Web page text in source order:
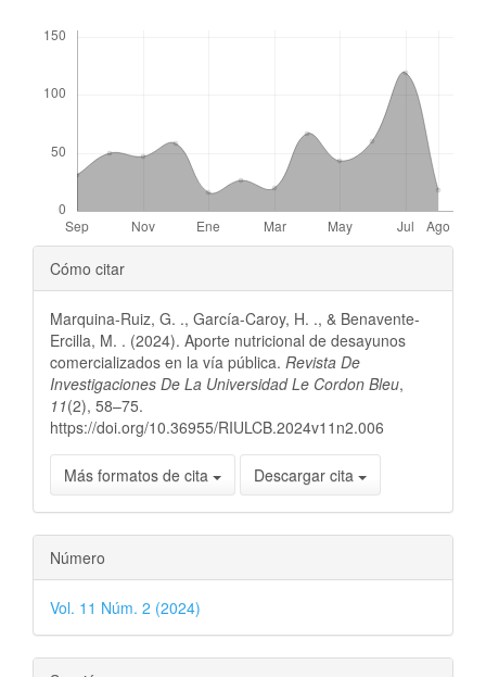
Detalles
del
artículo
Cómo citar
Marquina-Ruiz, G. ., García-Caroy, H. ., & Benavente-
Ercilla, M. . (2024). Aporte nutricional de desayunos
comercializados en la vía pública. Revista De
Investigaciones De La Universidad Le Cordon Bleu,
11(2), 58–75.
https://doi.org/10.36955/RIULCB.2024v11n2.006
Más formatos de cita Descargar cita
Número
Vol. 11 Núm. 2 (2024)